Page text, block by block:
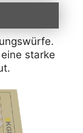
starke